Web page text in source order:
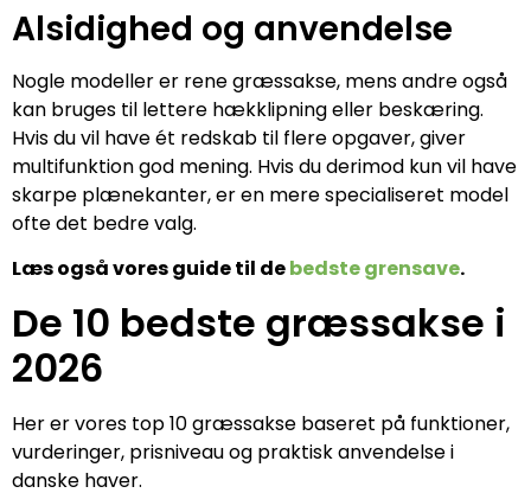
Alsidighed og anvendelse
Nogle modeller er rene græssakse, mens andre også
kan bruges til lettere hækklipning eller beskæring.
Hvis du vil have ét redskab til flere opgaver, giver
multifunktion god mening. Hvis du derimod kun vil have
skarpe plænekanter, er en mere specialiseret model
ofte det bedre valg.
Læs også vores guide til debedste grensave.
De 10 bedste græssakse i
2026
Her er vores top 10 græssakse baseret på funktioner,
vurderinger, prisniveau og praktisk anvendelse i
danske haver.